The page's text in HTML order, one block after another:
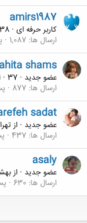
amirs1987
کاربر حرفه ای ·
ارسال ها 1,087
shams
عضو جدید ·
·
ارسال ها 877
sadat
عضو جدید · از
ارسال ها 437
asaly
عضو جدید · از
ارسال ها 630